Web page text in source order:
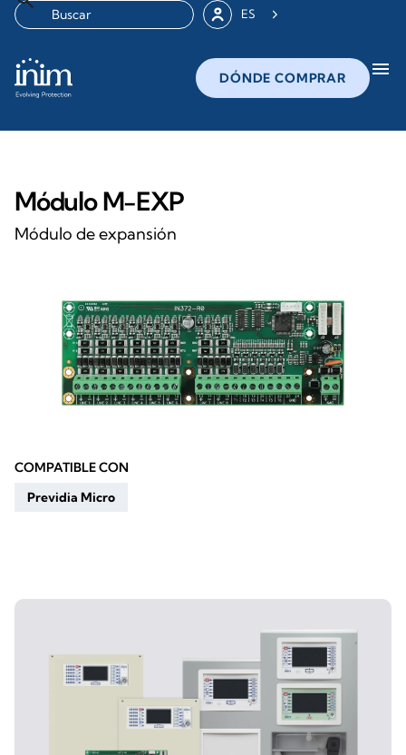
ES
DÓNDE COMPRAR menu
Módulo M-EXP
Módulo de expansión
COMPATIBLE CON
Previdia Micro